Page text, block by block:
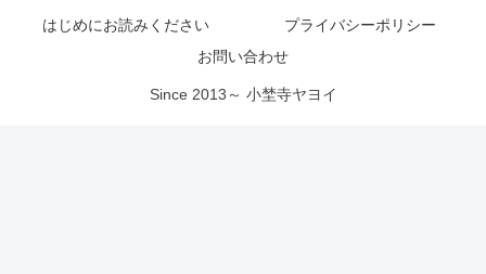
はじめにお読みください
プライバシーポリシー
お問い合わせ
Since 2013～ 小埜寺ヤヨイ